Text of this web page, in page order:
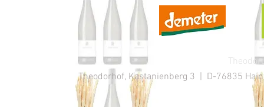
Theodorhof, Kastanienberg 3 | D-76835